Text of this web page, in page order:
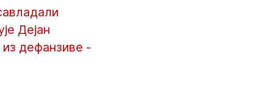
Дејан
из дефанзиве -